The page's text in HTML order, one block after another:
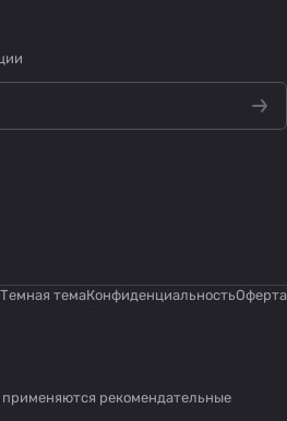
Темная темаКонфиденциальностьОферта
рекомендательные